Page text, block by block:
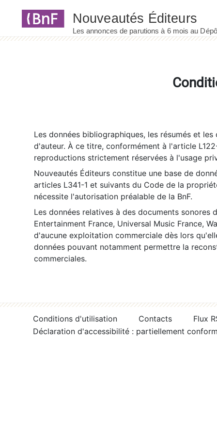
Les données bibliographiques, les résumés et
d'auteur. À ce titre, conformément à l'article
reproductions strictement réservées à l'usage
Nouveautés Éditeurs constitue une base de
articles L341-1 et suivants du Code de la
nécessite l'autorisation préalable de la BnF.
Les données relatives à des documents sonores
Entertainment France, Universal Music France,
d'aucune exploitation commerciale dès lors
données pouvant notamment permettre la
commerciales.
Conditions d'utilisation Contacts
Flux
Déclaration d'accessibilité : partiellement